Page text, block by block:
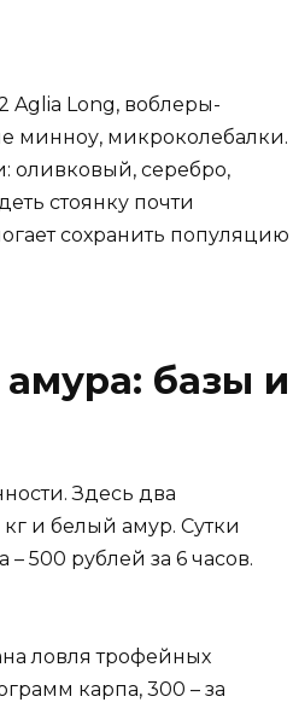
Long, воблеры-
минноу, микроколебалки.
оливковый, серебро,
стоянку почти
сохранить популяцию
базы и
Здесь два
и белый амур. Сутки
– 500 рублей за 6 часов.
ловля трофейных
карпа, 300 – за